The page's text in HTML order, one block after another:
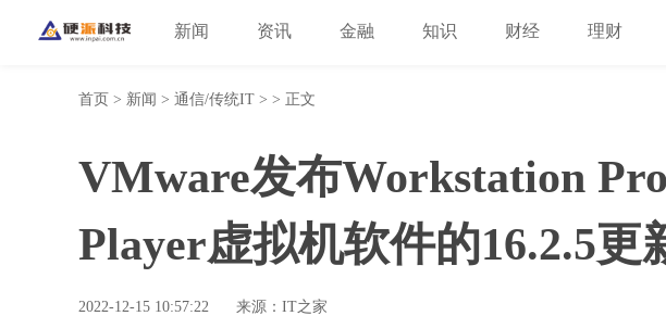
新闻 资讯 金融 知识 财经 理财
首页 > 新闻 > 通信/传统IT > > 正文
VMware发布Workstation
Player虚拟机软件的16.2.5更
2022-12-15 10:57:22 来源：IT之家